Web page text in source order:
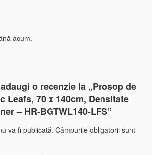
acum.
o recenzie la „Prosop de
Leafs, 70 x 140cm, Densitate
– HR-BGTWL140-LFS”
va fi publicată. Câmpurile obligatorii sunt